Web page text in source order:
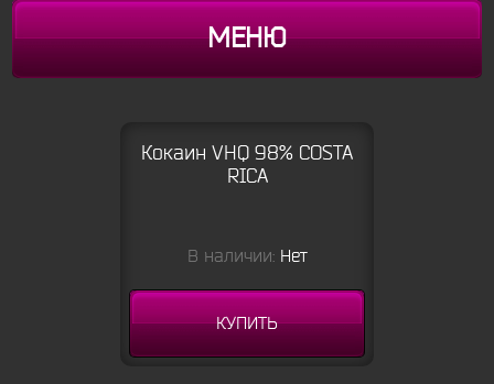
МЕНЮ
Кокаин VHQ 98% COSTA
RICA
В наличии: Нет
КУПИТЬ